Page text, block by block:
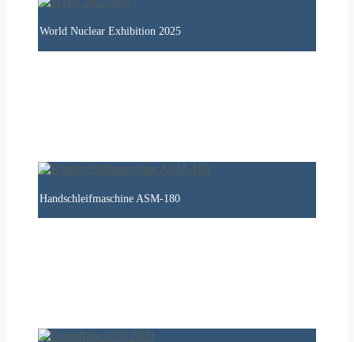
World Nuclear Exhibition 2025
Handschleifmaschine ASM-180